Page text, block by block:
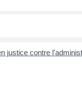
justice contre